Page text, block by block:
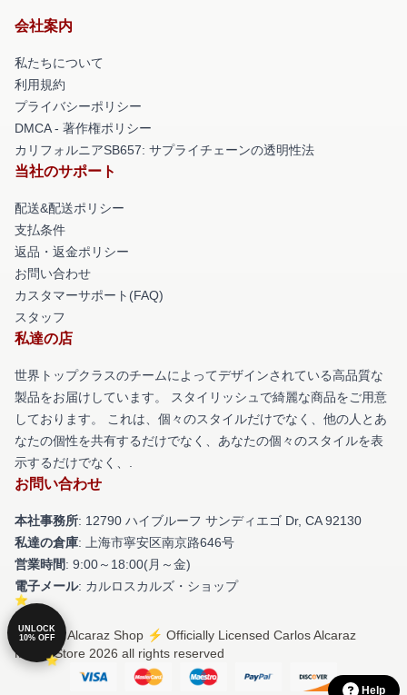
会社案内
私たちについて
利用規約
プライバシーポリシー
DMCA - 著作権ポリシー
カリフォルニアSB657: サプライチェーンの透明性法
当社のサポート
配送&配送ポリシー
支払条件
返品・返金ポリシー
お問い合わせ
カスタマーサポート(FAQ)
スタッフ
私達の店
世界トップクラスのチームによってデザインされている高品質な
製品をお届けしています。 スタイリッシュで綺麗な商品をご用意
しております。 これは、個々のスタイルだけでなく、他の人とあ
なたの個性を共有するだけでなく、あなたの個々のスタイルを表
示するだけでなく、.
お問い合わせ
本社事務所: 12790 ハイブルーフ サンディエゴ Dr, CA 92130
私達の倉庫: 上海市寧安区南京路646号
営業時間: 9:00～18:00(月～金)
電子メール: カルロスカルズ・ショップ
© Carlos Alcaraz Shop ⚡️ Officially Licensed Carlos Alcaraz
Merch Store 2026 all rights reserved
Help
UNLOCK
10% OFF